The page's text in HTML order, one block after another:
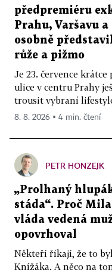
předpremiéru
Prahu, Varšavu
osobně
růže a pižmo
Je 23. července
ulice v centru Prahy
trousit vybraní
8. 8. 2026 ▪ 4 min. čtení
PETR HONZEJK
„Prolhaný
stáda“. Proč
vláda vedená
opovrhoval
Někteří říkají, že to
Knížáka. A něco na